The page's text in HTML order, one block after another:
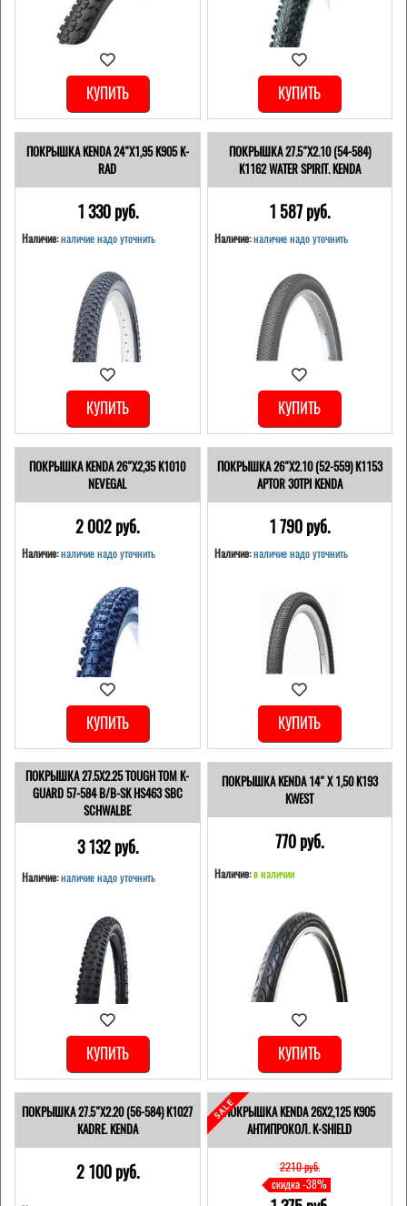
КУПИТЬ КУПИТЬ
ПОКРЫШКА KENDA 24"Х1,95 K905 K-
RAD
1 330 pуб.
Наличие:наличие надо уточнить
КУПИТЬ
ПОКРЫШКА 27.5"Х2.10 (54-584)
K1162 WATER SPIRIT. KENDA
1 587 pуб.
Наличие: наличие надо уточнить
КУПИТЬ
ПОКРЫШКА KENDA 26"Х2,35 K1010
NEVEGAL
2 002 pуб.
Наличие:наличие надо уточнить
КУПИТЬ
ПОКРЫШКА 26"Х2.10 (52-559) K1153
APTOR 30TPI KENDA
1 790 pуб.
Наличие: наличие надо уточнить
КУПИТЬ
ПОКРЫШКА 27.5X2.25 TOUGH TOM K-
GUARD 57-584 B/B-SK HS463 SBC
SCHWALBE
3 132 pуб.
Наличие:наличие надо уточнить
КУПИТЬ
ПОКРЫШКА KENDA 14" Х 1,50 K193
KWEST
770 pуб.
Наличие: в наличии
КУПИТЬ
ПОКРЫШКА 27.5"Х2.20 (56-584) K1027
KADRE. KENDA
2 100 pуб.
ПОКРЫШКА KENDA 26Х2,125 K905
АНТИПРОКОЛ. K-SHIELD
2210 pуб.
скидка -38%